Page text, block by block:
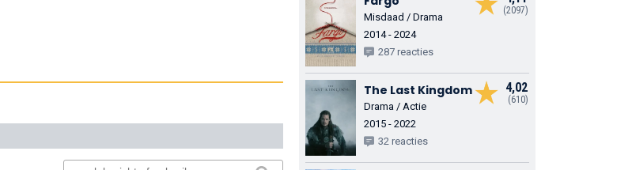
(2097)
Misdaad / Drama
2014 - 2024
287 reacties
4,02
(610)
The Last Kingdom
Drama / Actie
2015 - 2022
32 reacties